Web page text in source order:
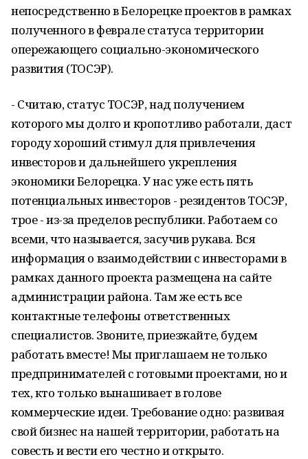
непосредственно в Белорецке проектов в рамках
полученного в феврале статуса территории
опережающего социально-экономического
развития (ТОСЭР).
- Считаю, статус ТОСЭР, над получением
которого мы долго и кропотливо работали, даст
городу хороший стимул для привлечения
инвесторов и дальнейшего укрепления
экономики Белорецка. У нас уже есть пять
потенциальных инвесторов - резидентов ТОСЭР,
трое - из-за пределов республики. Работаем со
всеми, что называется, засучив рукава. Вся
информация о взаимодействии с инвесторами в
рамках данного проекта размещена на сайте
администрации района. Там же есть все
контактные телефоны ответственных
специалистов. Звоните, приезжайте, будем
работать вместе! Мы приглашаем не только
предпринимателей с готовыми проектами, но и
тех, кто только вынашивает в голове
коммерческие идеи. Требование одно: развивая
свой бизнес на нашей территории, работать на
совесть и вести его честно и открыто.